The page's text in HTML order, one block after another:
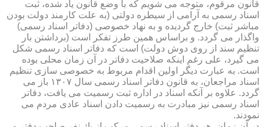
قانون مرقوم، متوجه می شویم كه با وضع قانون یاد شده، ثبت
اسناد رسمی به آرامی از سیطره دولتی (به علت كارمند دولت بودن
مباشر ثبت) خارج گردیده و به نهاد خصوصی (دفاتر اسناد رسمی)
واگذار می گردد. و براساس همین طرز تفكر است (برداشتن بار
تنظیم سند از روی دوش دولت) است كه دفاتر اسناد رسمی شكل
می گیرد، علی رغم اینكه صلاحیت دفاتر در آن زمان محلی بوده
است. به عبارت دیگر اولین اقدام مربوط به خصوصی سازی تنظیم
اسناد مراجعان، به قانون دفاتر اسناد رسمی سال ۱۳۰۷ باز می
گردد. علاوه بر آنكه اسناد در اداره ثبت رسمیت می یافت، دفاتر
اسناد رسمی نیز مبادرت به رسمیت دادن اسناد عادی مردم می
نمودند.